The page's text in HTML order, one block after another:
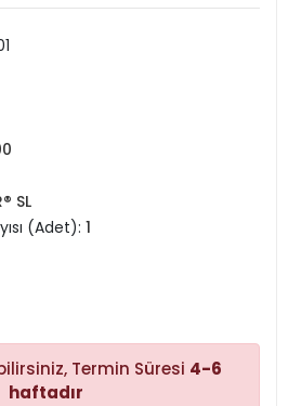
SL
(Adet): 1
Termin Süresi 4-6
haftadır